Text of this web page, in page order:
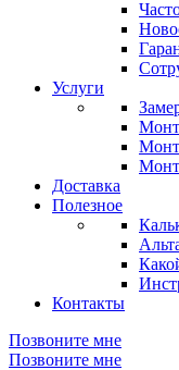
Услуги
Доставка
Полезное
Контакты
Позвоните мне
Позвоните мне